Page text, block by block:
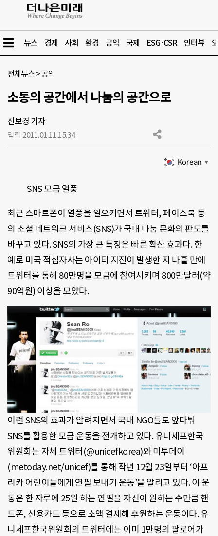
뉴스 경제 사회 환경 공익 국제 ESG·CSR 인터뷰
전체뉴스 >공익
소통의 공간에서 나눔의 공간으로
신보경 기자
입력 2011.01.11.15:34
Korean ▼
SNS 모금 열풍
최근 스마트폰이 열풍을 일으키면서 트위터, 페이스북 등
의 소셜 네트워크 서비스(SNS)가 국내 나눔 문화의 판도를
바꾸고 있다. SNS의 가장 큰 특징은 빠른 확산 효과다. 한
예로 미국 적십자사는 아이티 지진이 발생한 지 나흘 만에
트위터를 통해 80만명을 모금에 참여시키며 800만달러(약
90억원) 이상을 모았다.
이런 SNS의 효과가 알려지면서 국내 NGO들도 앞다퉈
SNS를 활용한 모금 운동을 전개하고 있다. 유니세프한국
위원회는 자체 트위터(@unicefkorea)와 미투데이
(metoday.net/unicef)를 통해 작년 12월 23일부터 ‘아프
리카 어린이들에게 연필 보내기 운동’을 알리고 있다. 이 운
동은 한 자루에 25원 하는 연필을 자신이 원하는 수만큼 핸
드폰, 신용카드 등으로 소액 결제해 후원하는 운동이다. 유
니세프한국위원회의 트위터에는 이미 1만명의 팔로어가